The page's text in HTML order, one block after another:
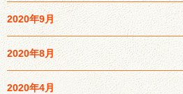
2020年9月
2020年8月
2020年4月